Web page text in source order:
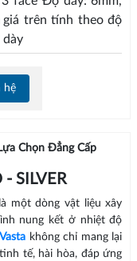
trên tính theo độ
dày
hệ
Chọn Đẳng Cấp
SILVER
là một dòng vật liệu xây
nung kết ở nhiệt độ
không chỉ mang lại
tế, hài hòa, đáp ứng